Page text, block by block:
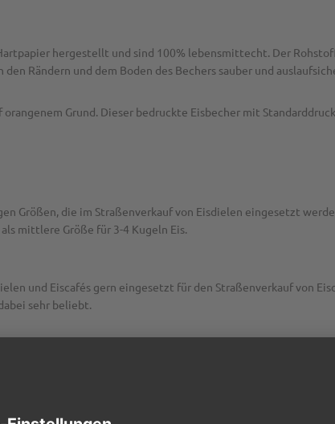
hergestellt und sind 100% lebensmittecht. Der
Rändern und dem Boden des Bechers sauber und
Grund. Dieser bedruckte Eisbecher mit
Größen, die im Straßenverkauf von Eisdielen eingesetzt
mittlere Größe für 3-4 Kugeln Eis.
und Eiscafés gern eingesetzt für den Straßenverkauf von
sehr beliebt.
Eiscreme und Gelato in allen Größen zu günstigen Preisen!